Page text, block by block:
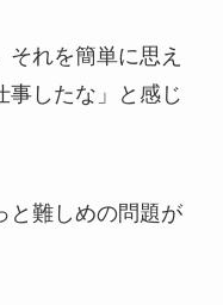
れを簡単に思え
事したな」と感じ
と難しめの問題が